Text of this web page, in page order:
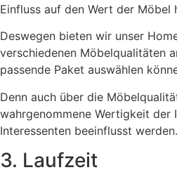
Einfluss auf den Wert der Möbel
Deswegen bieten wir unser
verschiedenen Möbelqualitäten
passende Paket auswählen
Denn auch über die
wahrgenommene Wertigkeit der
Interessenten beeinflusst werden.
3. Laufzeit